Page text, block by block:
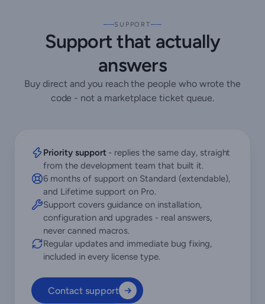
SUPPORT
Support that actually
answers
Buy direct and you reach the people who wrote the
code - not a marketplace ticket queue.
Priority support- replies the same day, straight
from the development team that built it.
6 months of support on Standard (extendable),
and Lifetime support on Pro.
Support covers guidance on installation,
configuration and upgrades - real answers,
never canned macros.
Regular updates and immediate bug fixing,
included in every license type.
Contact support